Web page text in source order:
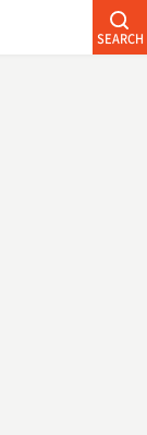
SEARCH